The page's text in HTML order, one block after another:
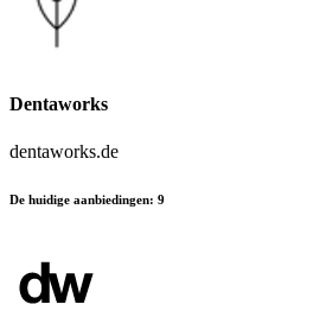
Dentaworks
dentaworks.de
De huidige aanbiedingen: 9